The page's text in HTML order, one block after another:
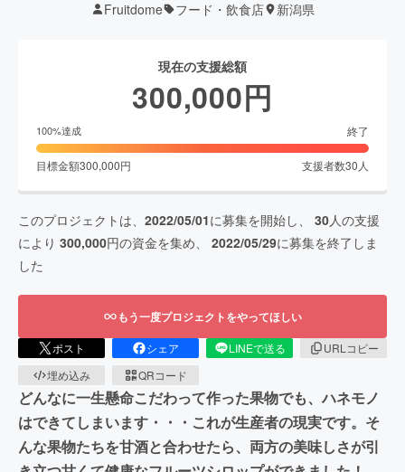
Fruitdome フード・飲食店 新潟県
現在の支援総額
300,000円
100%達成 終了
目標金額300,000円 支援者数30 人
このプロジェクトは、 2022/05/01に募集を開始し、 30人の支援
により 300,000円の資金を集め、 2022/05/29に募集を終了しま
した
もう一度プロジェクトをやってほしい
ポスト シェア LINEで送る
URLコピー
埋め込み
QRコード
どんなに一生懸命こだわって作った果物でも、ハネモノ
はできてしまいます・・・これが生産者の現実です。そ
んな果物たちを甘酒と合わせたら、両方の美味しさが引